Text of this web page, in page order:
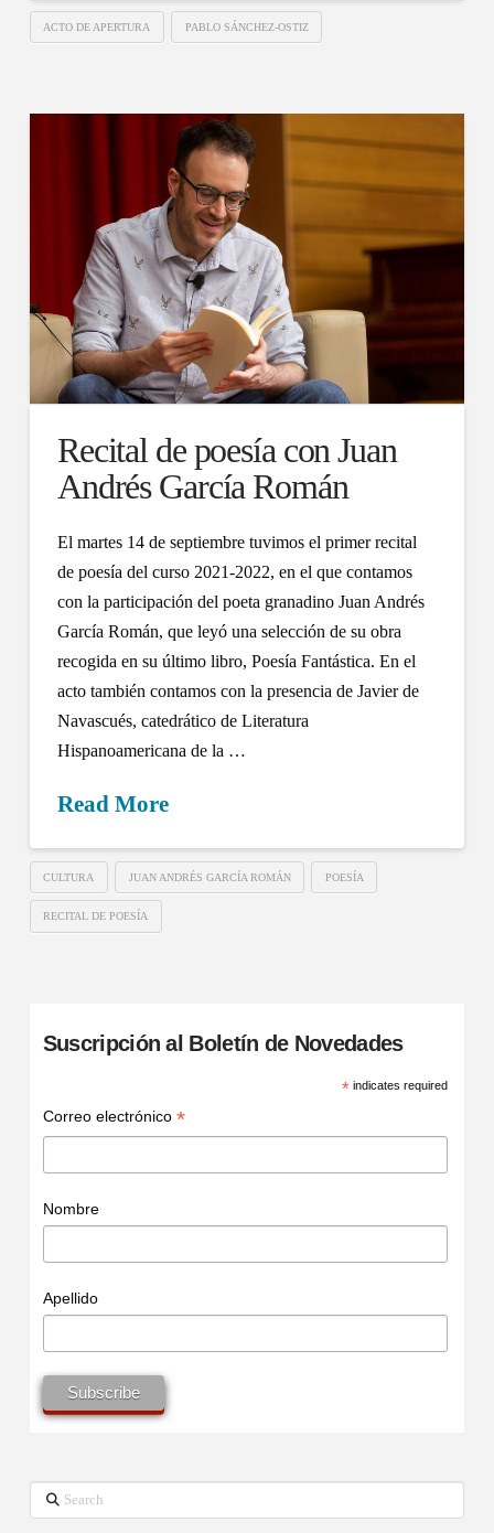
ACTO DE APERTURA PABLO SÁNCHEZ-OSTIZ
Recital de poesía con Juan
Andrés García Román
El martes 14 de septiembre tuvimos el primer recital
de poesía del curso 2021-2022, en el que contamos
con la participación del poeta granadino Juan Andrés
García Román, que leyó una selección de su obra
recogida en su último libro, Poesía Fantástica. En el
acto también contamos con la presencia de Javier de
Navascués, catedrático de Literatura
Hispanoamericana de la …
Read More
CULTURA JUAN ANDRÉS GARCÍA ROMÁN POESÍA
RECITAL DE POESÍA
Suscripción al Boletín de Novedades
*indicates required
Correo electrónico *
Nombre
Apellido
Search